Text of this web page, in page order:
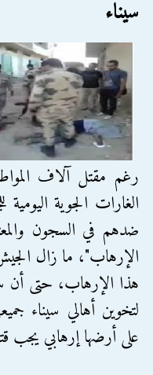
سيناء
رغم مقتل آلاف
الغارات الجوية
ضدهم في السجون
الإرهاب"، ما زال
هذا الإرهاب، حتى
لتخوين أهالي سيناء
على أرضها إرهابي يجب